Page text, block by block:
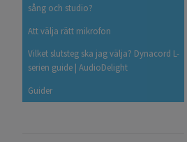
sång och studio?
Att välja rätt mikrofon
Vilket slutsteg ska jag välja? Dynacord L-
serien guide | AudioDelight
Guider